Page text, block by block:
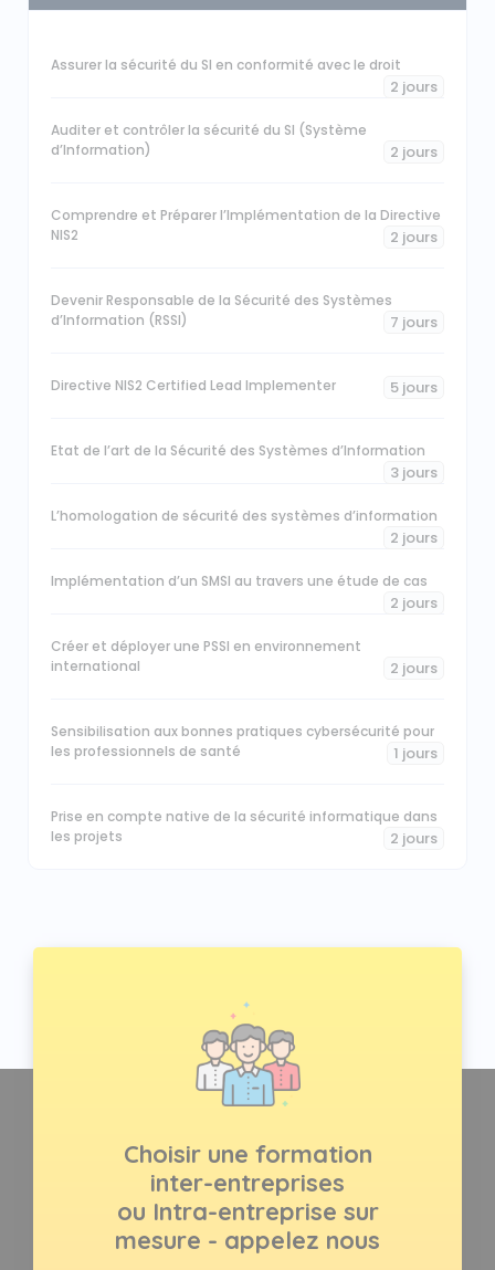
Assurer la sécurité du SI en conformité avec le droit
2 jours
Auditer et contrôler la sécurité du SI (Système
d’Information)
2 jours
Comprendre et Préparer l’Implémentation de la Directive
NIS2
2 jours
Devenir Responsable de la Sécurité des Systèmes
d’Information (RSSI)
7 jours
Directive NIS2 Certified Lead Implementer 5 jours
Etat de l’art de la Sécurité des Systèmes d’Information
3 jours
L’homologation de sécurité des systèmes d’information
2 jours
Implémentation d’un SMSI au travers une étude de cas
2 jours
Créer et déployer une PSSI en environnement
international
2 jours
Sensibilisation aux bonnes pratiques cybersécurité pour
les professionnels de santé
1 jours
Prise en compte native de la sécurité informatique dans
les projets
2 jours
Choisir une formation
inter-entreprises
ou Intra-entreprise sur
mesure - appelez nous